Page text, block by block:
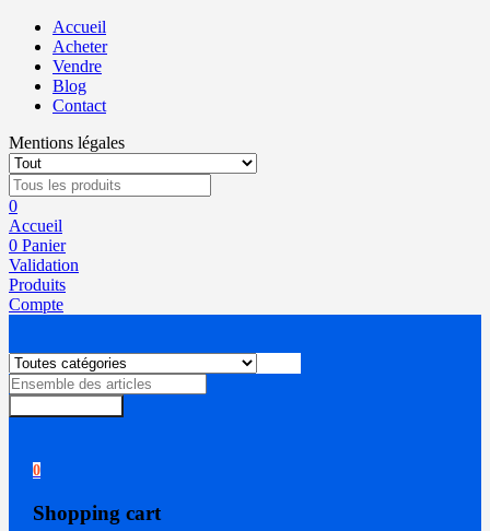
Accueil
Acheter
Vendre
Blog
Contact
Mentions légales
0
Accueil
0 Panier
Validation
Produits
Compte
0
Shopping cart